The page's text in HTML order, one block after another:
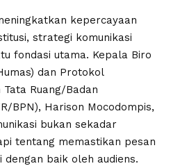
kepercayaan
strategi komunikasi
fondasi utama. Kepala Biro
dan Protokol
Ruang/Badan
BPN), Harison Mocodompis,
bukan sekadar
tentang memastikan pesan
baik oleh audiens.